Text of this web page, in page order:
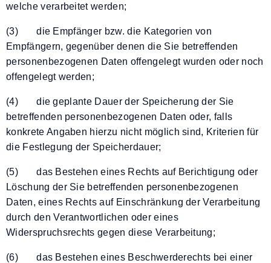
welche verarbeitet werden;
(3) die Empfänger bzw. die Kategorien von
Empfängern, gegenüber denen die Sie betreffenden
personenbezogenen Daten offengelegt wurden oder noch
offengelegt werden;
(4) die geplante Dauer der Speicherung der Sie
betreffenden personenbezogenen Daten oder, falls
konkrete Angaben hierzu nicht möglich sind, Kriterien für
die Festlegung der Speicherdauer;
(5) das Bestehen eines Rechts auf Berichtigung oder
Löschung der Sie betreffenden personenbezogenen
Daten, eines Rechts auf Einschränkung der Verarbeitung
durch den Verantwortlichen oder eines
Widerspruchsrechts gegen diese Verarbeitung;
(6) das Bestehen eines Beschwerderechts bei einer